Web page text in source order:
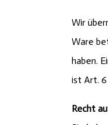
Wir
Ware
haben.
ist Art. 6
Recht